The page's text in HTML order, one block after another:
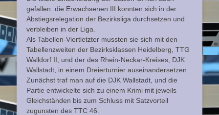
gefallen: die Erwachsenen III konnten sich in der
Abstiegsrelegation der Bezirksliga durchsetzen und
verbleiben in der Liga.
Als Tabellen-Viertletzter mussten sie sich mit den
Tabellenzweiten der Bezirksklassen Heidelberg, TTG
Walldorf II, und der des Rhein-Neckar-Kreises, DJK
Wallstadt, in einem Dreierturnier auseinandersetzen.
Zunächst traf man auf die DJK Wallstadt, und die
Partie entwickelte sich zu einem Krimi mit jeweils
Gleichständen bis zum Schluss mit Satzvorteil
zugunsten des TTC 46.